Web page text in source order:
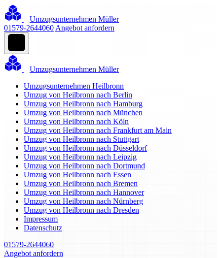
Umzugsunternehmen Müller
01579-2644060 Angebot anfordern
Umzugsunternehmen Müller
Umzugsunternehmen Heilbronn
Umzug von Heilbronn nach Berlin
Umzug von Heilbronn nach Hamburg
Umzug von Heilbronn nach München
Umzug von Heilbronn nach Köln
Umzug von Heilbronn nach Frankfurt am Main
Umzug von Heilbronn nach Stuttgart
Umzug von Heilbronn nach Düsseldorf
Umzug von Heilbronn nach Leipzig
Umzug von Heilbronn nach Dortmund
Umzug von Heilbronn nach Essen
Umzug von Heilbronn nach Bremen
Umzug von Heilbronn nach Hannover
Umzug von Heilbronn nach Nürnberg
Umzug von Heilbronn nach Dresden
Impressum
Datenschutz
01579-2644060
Angebot anfordern